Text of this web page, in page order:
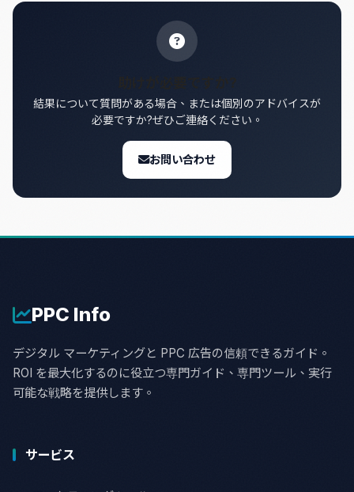
結果について質問がある場合、または個別のアドバイスが
必要ですか?ぜひご連絡ください。
お問い合わせ
PPC Info
デジタル マーケティングと PPC 広告の信頼できるガイド。
ROI を最大化するのに役立つ専門ガイド、専門ツール、実行
可能な戦略を提供します。
サービス